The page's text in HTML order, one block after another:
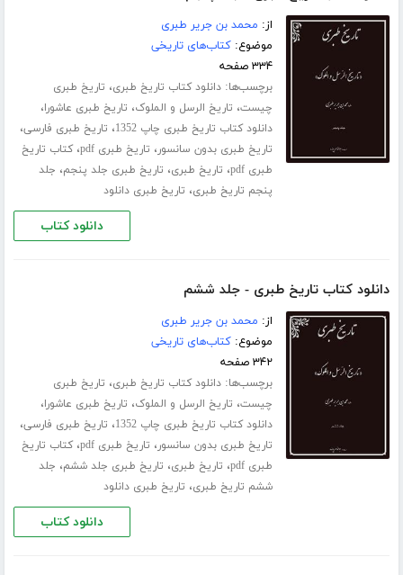
از: محمد بن جریر طبری
موضوع:کتاب‌های تاریخی
۳۳۴ صفحه
برچسب‌ها:دانلود کتاب تاریخ طبری، تاریخ طبری
چیست، تاریخ الرسل و الملوک، تاریخ طبری عاشورا،
دانلود کتاب تاریخ طبری چاپ 1352 ، تاریخ طبری فارسی،
تاریخ طبری بدون سانسور، تاریخ طبری pdf ،کتاب تاریخ
طبری pdf
، تاریخ طبری، تاریخ طبری جلد پنجم، جلد
پنجم تاریخ طبری، تاریخ طبری دانلود
دانلود کتاب
دانلود کتاب تاریخ طبری - جلد ششم
از: محمد بن جریر طبری
موضوع:کتاب‌های تاریخی
۳۴۲ صفحه
برچسب‌ها:دانلود کتاب تاریخ طبری، تاریخ طبری
چیست، تاریخ الرسل و الملوک، تاریخ طبری عاشورا،
دانلود کتاب تاریخ طبری چاپ 1352 ، تاریخ طبری فارسی،
تاریخ طبری بدون سانسور، تاریخ طبری pdf ،کتاب تاریخ
طبری pdf
، تاریخ طبری، تاریخ طبری جلد ششم، جلد
ششم تاریخ طبری، تاریخ طبری دانلود
دانلود کتاب